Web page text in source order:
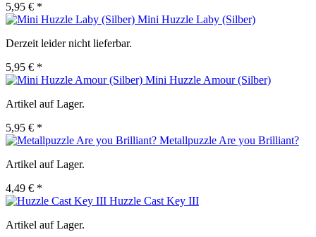
5,95 € *
Mini Huzzle Laby (Silber)
Derzeit leider nicht lieferbar.
5,95 € *
Mini Huzzle Amour (Silber)
Artikel auf Lager.
5,95 € *
Metallpuzzle Are you Brilliant?
Artikel auf Lager.
4,49 € *
Huzzle Cast Key III
Artikel auf Lager.